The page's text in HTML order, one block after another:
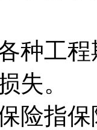
种工
失。
险指